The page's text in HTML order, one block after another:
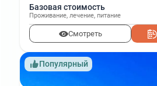
Базовая стоимость
Проживание, лечение, питание
Смотреть
Популярный